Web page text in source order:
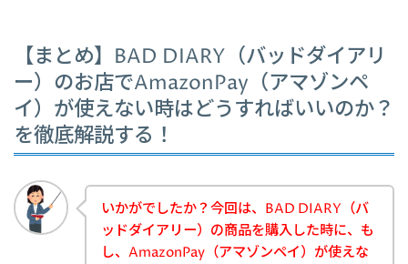
【まとめ】BAD DIARY（バッドダイアリ
ー）のお店でAmazonPay（アマゾンペ
イ）が使えない時はどうすればいいのか？
を徹底解説する！
いかがでしたか？今回は、BAD DIARY（バ
ッドダイアリー）の商品を購入した時に、も
し、AmazonPay（アマゾンペイ）が使えな